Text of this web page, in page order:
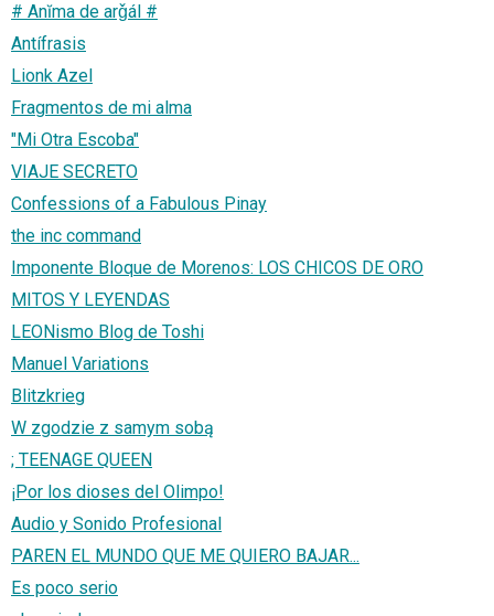
# Anĭma de arǧál #
Antífrasis
Lionk Azel
Fragmentos de mi alma
"Mi Otra Escoba"
VIAJE SECRETO
Confessions of a Fabulous Pinay
the inc command
Imponente Bloque de Morenos: LOS CHICOS DE ORO
MITOS Y LEYENDAS
LEONismo Blog de Toshi
Manuel Variations
Blitzkrieg
W zgodzie z samym sobą
; TEENAGE QUEEN
¡Por los dioses del Olimpo!
Audio y Sonido Profesional
PAREN EL MUNDO QUE ME QUIERO BAJAR...
Es poco serio